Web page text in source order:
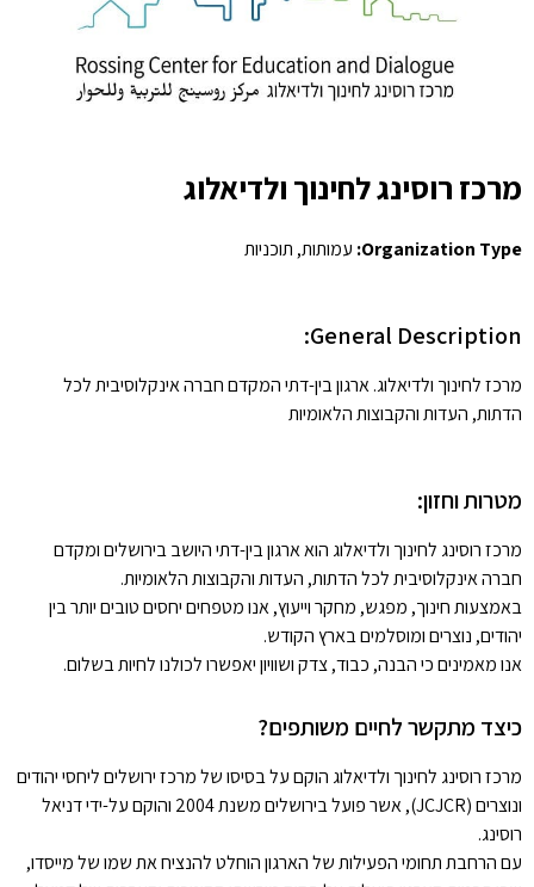
מרכז רוסינג לחינוך ולדיאלוג
Organization Type: עמותות, תוכניות
General Description:
מרכז לחינוך ולדיאלוג. ארגון בין-דתי המקדם חברה אינקלוסיבית לכל
הדתות, העדות והקבוצות הלאומיות
מטרות וחזון:
מרכז רוסינג לחינוך ולדיאלוג הוא ארגון בין-דתי היושב בירושלים ומקדם
חברה אינקלוסיבית לכל הדתות, העדות והקבוצות הלאומיות.
באמצעות חינוך, מפגש, מחקר וייעוץ, אנו מטפחים יחסים טובים יותר בין
יהודים, נוצרים ומוסלמים בארץ הקודש.
אנו מאמינים כי הבנה, כבוד, צדק ושוויון יאפשרו לכולנו לחיות בשלום.
כיצד מתקשר לחיים משותפים?
מרכז רוסינג לחינוך ולדיאלוג הוקם על בסיסו של מרכז ירושלים ליחסי יהודים
ונוצרים (JCJCR), אשר פועל בירושלים משנת 2004 והוקם על-ידי דניאל
רוסינג.
עם הרחבת תחומי הפעילות של הארגון הוחלט להנציח את שמו של מייסדו,